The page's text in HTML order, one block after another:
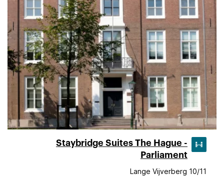
Staybridge Suites The Hague -
Parliament
Lange Vijverberg 10/11